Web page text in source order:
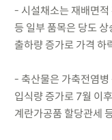
- 시설채소는 재배면적
등 일부 품목은 당도
출하량 증가로 가격 하
- 축산물은 가축전염병
입식량 증가로 7월 이
계란가공품 할당관세